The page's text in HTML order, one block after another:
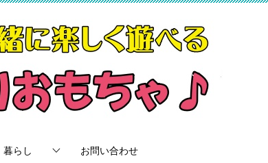
暮らし お問い合わせ